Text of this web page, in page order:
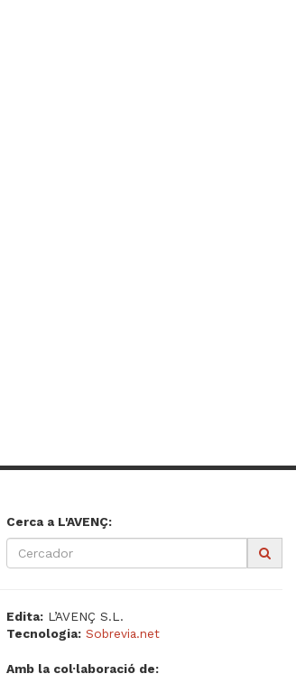
Cerca a L'AVENÇ:
Edita: L’AVENÇ S.L.
Tecnologia: Sobrevia.net
Amb la col·laboració de: